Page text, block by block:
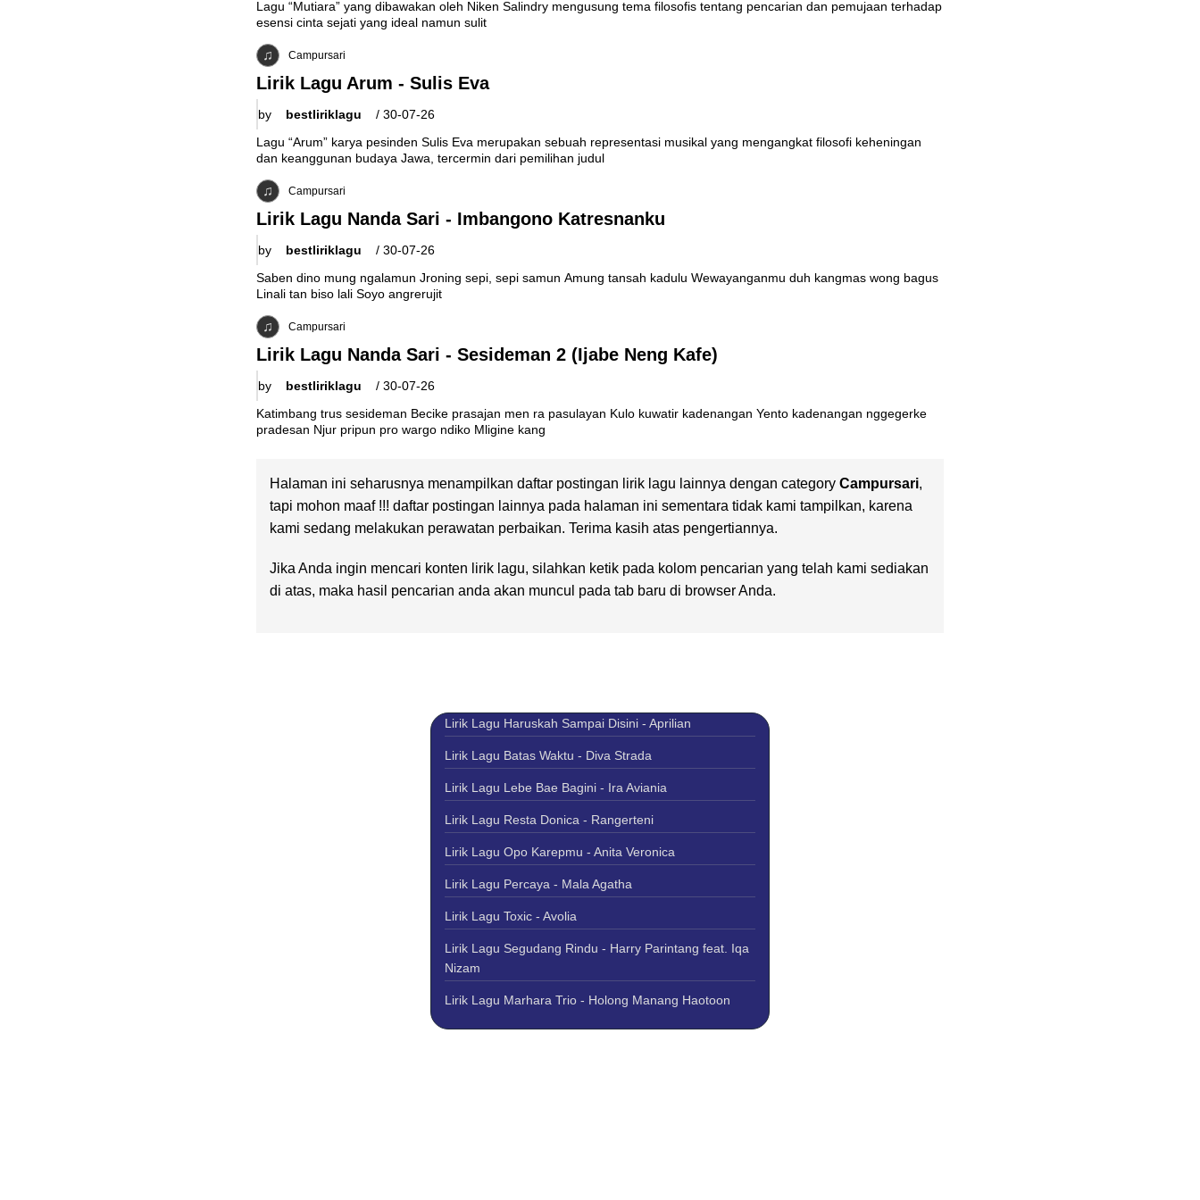
Lagu “Mutiara” yang dibawakan oleh Niken Salindry mengusung tema filosofis tentang pencarian dan pemujaan terhadap
esensi cinta sejati yang ideal namun sulit
Campursari
Lirik Lagu Arum - Sulis Eva
by bestliriklagu / 30-07-26
Lagu “Arum” karya pesinden Sulis Eva merupakan sebuah representasi musikal yang mengangkat filosofi keheningan
dan keanggunan budaya Jawa, tercermin dari pemilihan judul
Campursari
Lirik Lagu Nanda Sari - Imbangono Katresnanku
by bestliriklagu / 30-07-26
Saben dino mung ngalamun Jroning sepi, sepi samun Amung tansah kadulu Wewayanganmu duh kangmas wong bagus
Linali tan biso lali Soyo angrerujit
Campursari
Lirik Lagu Nanda Sari - Sesideman 2 (Ijabe Neng Kafe)
by bestliriklagu / 30-07-26
Katimbang trus sesideman Becike prasajan men ra pasulayan Kulo kuwatir kadenangan Yento kadenangan nggegerke
pradesan Njur pripun pro wargo ndiko Mligine kang
Halaman ini seharusnya menampilkan daftar postingan lirik lagu lainnya dengan category Campursari,
tapi mohon maaf !!! daftar postingan lainnya pada halaman ini sementara tidak kami tampilkan, karena
kami sedang melakukan perawatan perbaikan. Terima kasih atas pengertiannya.
Jika Anda ingin mencari konten lirik lagu, silahkan ketik pada kolom pencarian yang telah kami sediakan
di atas, maka hasil pencarian anda akan muncul pada tab baru di browser Anda.
Lirik Lagu Haruskah Sampai Disini - Aprilian
Lirik Lagu Batas Waktu - Diva Strada
Lirik Lagu Lebe Bae Bagini - Ira Aviania
Lirik Lagu Resta Donica - Rangerteni
Lirik Lagu Opo Karepmu - Anita Veronica
Lirik Lagu Percaya - Mala Agatha
Lirik Lagu Toxic - Avolia
Lirik Lagu Segudang Rindu - Harry Parintang feat. Iqa
Nizam
Lirik Lagu Marhara Trio - Holong Manang Haotoon